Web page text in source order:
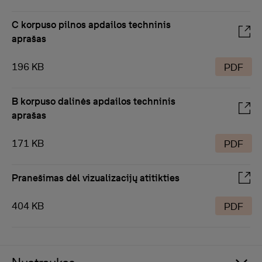
C korpuso pilnos apdailos techninis
aprašas
196 KB PDF
B korpuso dalinės apdailos techninis
aprašas
171 KB PDF
Pranešimas dėl vizualizacijų atitikties
404 KB PDF